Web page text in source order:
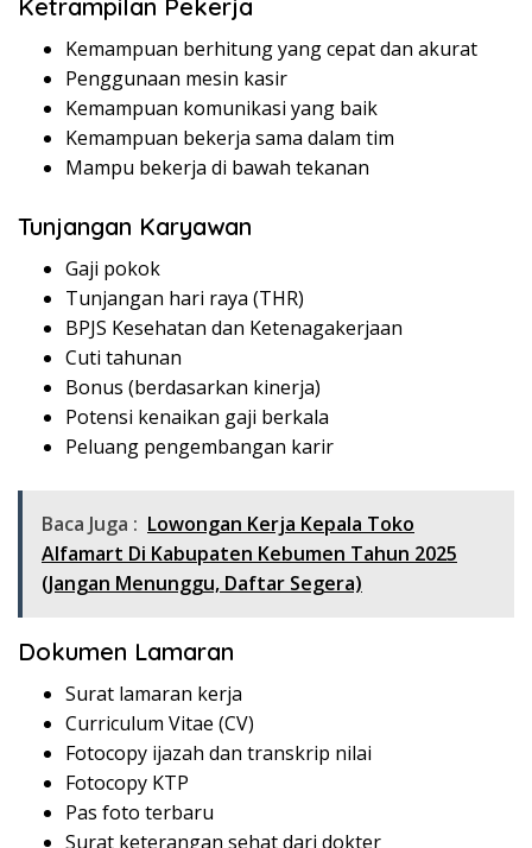
Ketrampilan Pekerja
Kemampuan berhitung yang cepat dan akurat
Penggunaan mesin kasir
Kemampuan komunikasi yang baik
Kemampuan bekerja sama dalam tim
Mampu bekerja di bawah tekanan
Tunjangan Karyawan
Gaji pokok
Tunjangan hari raya (THR)
BPJS Kesehatan dan Ketenagakerjaan
Cuti tahunan
Bonus (berdasarkan kinerja)
Potensi kenaikan gaji berkala
Peluang pengembangan karir
Baca Juga : Lowongan Kerja Kepala Toko
Alfamart Di Kabupaten Kebumen Tahun 2025
(Jangan Menunggu, Daftar Segera)
Dokumen Lamaran
Surat lamaran kerja
Curriculum Vitae (CV)
Fotocopy ijazah dan transkrip nilai
Fotocopy KTP
Pas foto terbaru
Surat keterangan sehat dari dokter